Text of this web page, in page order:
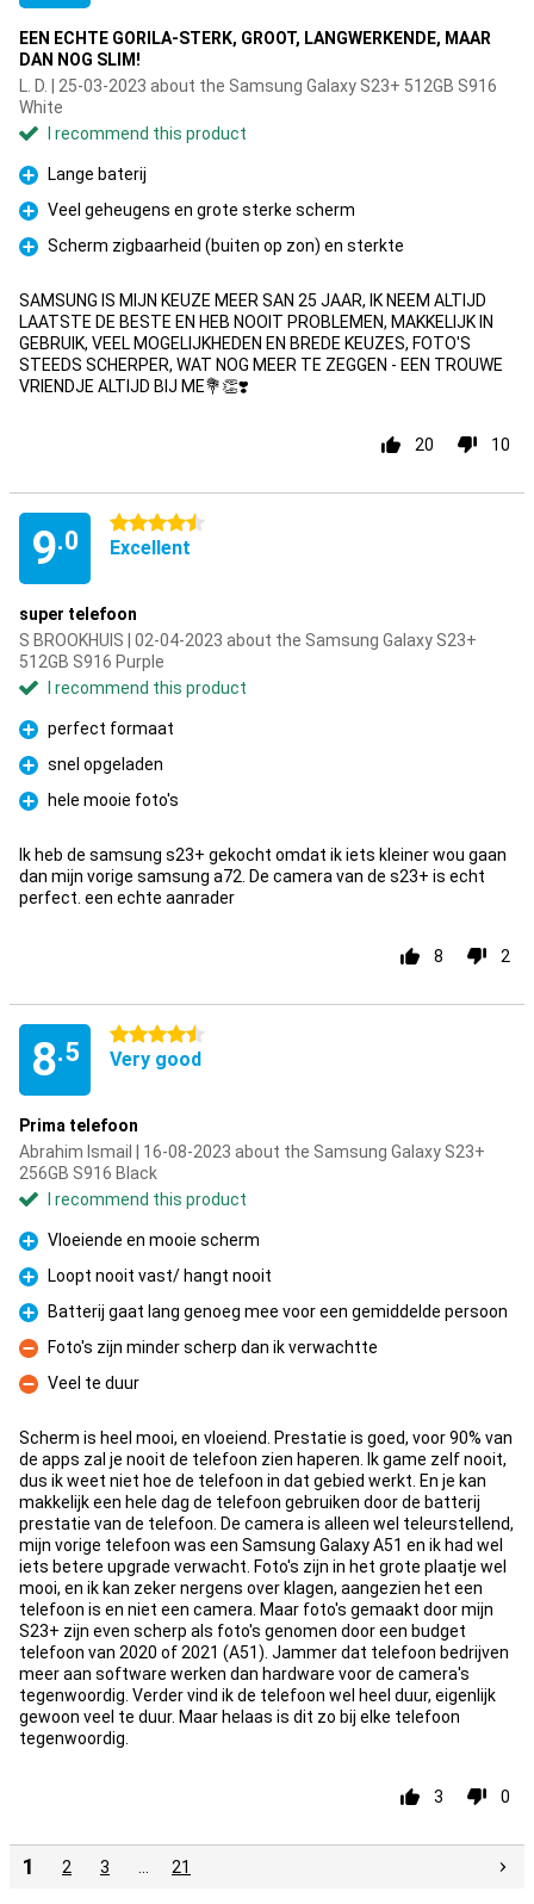
EEN ECHTE GORILA-STERK, GROOT, LANGWERKENDE, MAAR
DAN NOG SLIM!
L. D. | 25-03-2023 about the Samsung Galaxy S23+ 512GB S916
White
I recommend this product
Pro
Lange baterij
Pro
Veel geheugens en grote sterke scherm
Pro
Scherm zigbaarheid (buiten op zon) en sterkte
SAMSUNG IS MIJN KEUZE MEER SAN 25 JAAR, IK NEEM ALTIJD
LAATSTE DE BESTE EN HEB NOOIT PROBLEMEN, MAKKELIJK IN
GEBRUIK, VEEL MOGELIJKHEDEN EN BREDE KEUZES, FOTO'S
STEEDS SCHERPER, WAT NOG MEER TE ZEGGEN - EEN TROUWE
VRIENDJE ALTIJD BIJ ME💐👏❣️
20 10
9.0
4.5 stars
Excellent
super telefoon
S BROOKHUIS | 02-04-2023 about the Samsung Galaxy S23+
512GB S916 Purple
I recommend this product
Pro
perfect formaat
Pro
snel opgeladen
Pro
hele mooie foto's
Ik heb de samsung s23+ gekocht omdat ik iets kleiner wou gaan
dan mijn vorige samsung a72. De camera van de s23+ is echt
perfect. een echte aanrader
8 2
8.5
4.5 stars
Very good
Prima telefoon
Abrahim Ismail | 16-08-2023 about the Samsung Galaxy S23+
256GB S916 Black
I recommend this product
Pro
Vloeiende en mooie scherm
Pro
Loopt nooit vast/ hangt nooit
Pro
Batterij gaat lang genoeg mee voor een gemiddelde persoon
Con
Foto's zijn minder scherp dan ik verwachtte
Con
Veel te duur
Scherm is heel mooi, en vloeiend. Prestatie is goed, voor 90% van
de apps zal je nooit de telefoon zien haperen. Ik game zelf nooit,
dus ik weet niet hoe de telefoon in dat gebied werkt. En je kan
makkelijk een hele dag de telefoon gebruiken door de batterij
prestatie van de telefoon. De camera is alleen wel teleurstellend,
mijn vorige telefoon was een Samsung Galaxy A51 en ik had wel
iets betere upgrade verwacht. Foto's zijn in het grote plaatje wel
mooi, en ik kan zeker nergens over klagen, aangezien het een
telefoon is en niet een camera. Maar foto's gemaakt door mijn
S23+ zijn even scherp als foto's genomen door een budget
telefoon van 2020 of 2021 (A51). Jammer dat telefoon bedrijven
meer aan software werken dan hardware voor de camera's
tegenwoordig. Verder vind ik de telefoon wel heel duur, eigenlijk
gewoon veel te duur. Maar helaas is dit zo bij elke telefoon
tegenwoordig.
3 0
1 2 3 21